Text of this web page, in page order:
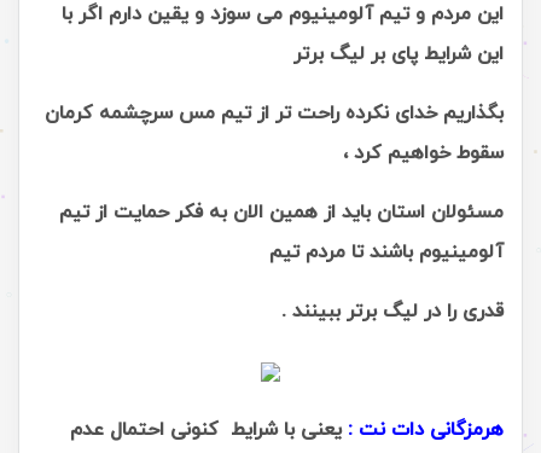
این مردم و تیم آلومینیوم می سوزد و یقین دارم اگر با
این شرایط پای بر لیگ برتر
بگذاریم خدای نکرده راحت تر از تیم مس سرچشمه کرمان
سقوط خواهیم کرد ،
مسئولان استان باید از همین الان به فکر حمایت از تیم
آلومینیوم باشند تا مردم تیم
قدری را در لیگ برتر ببینند .
هرمزگانی دات نت :یعنی با شرایط کنونی احتمال عدم